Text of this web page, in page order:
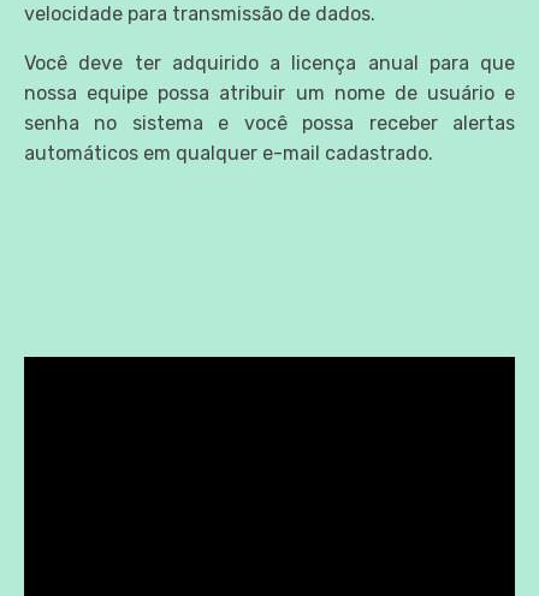
velocidade para transmissão de dados.
Você deve ter adquirido a licença anual para que
nossa equipe possa atribuir um nome de usuário e
senha no sistema e você possa receber alertas
automáticos em qualquer e-mail cadastrado.